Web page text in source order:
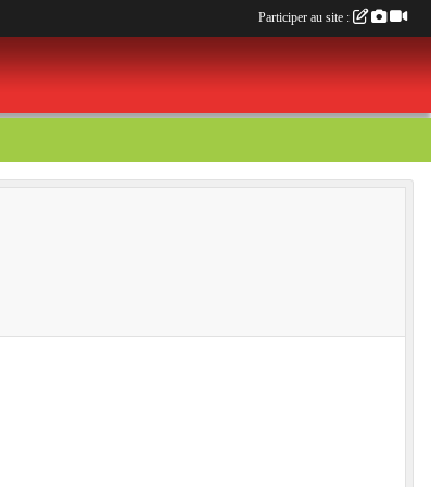
Participer au site :